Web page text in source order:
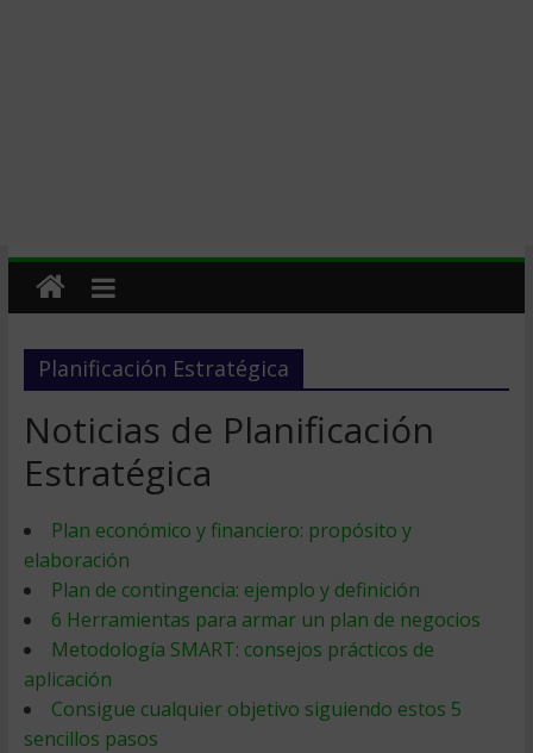
Planificación Estratégica
Noticias de Planificación
Estratégica
Plan económico y financiero: propósito y
elaboración
Plan de contingencia: ejemplo y definición
6 Herramientas para armar un plan de negocios
Metodología SMART: consejos prácticos de
aplicación
Consigue cualquier objetivo siguiendo estos 5
sencillos pasos